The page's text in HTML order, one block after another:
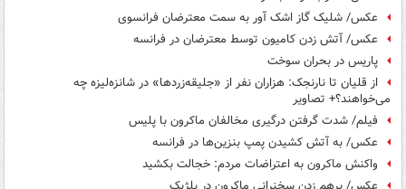
عکس/ شلیک گاز اشک آور به سمت معترضان فرانسوی
عکس/ آتش زدن کامیون توسط معترضان در فرانسه
پاریس در بحران سوخت
از قلیان تا نارنجک: هزاران نفر از «جلیقه‌زردها» در شانزه‌لیزه چه
می‌خواهند؟+ تصاویر
فیلم/ شدت گرفتن درگیری مخالفان ماکرون با پلیس
عکس/ به آتش کشیدن پمپ بنزین‌ها در فرانسه
واکنش ماکرون به اعتراضات مردم: خجالت بکشید